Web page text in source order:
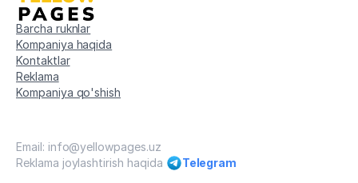
Barcha ruknlar
Kompaniya haqida
Kontaktlar
Reklama
Kompaniya qo'shish
Email: info@yellowpages.uz
Reklama joylashtirish haqida
Telegram